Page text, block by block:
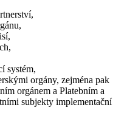
systém,
orgány, zejména pak
orgánem a Platebním a
subjekty implementační